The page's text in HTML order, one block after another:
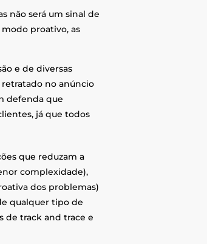
não será um sinal de
proativo, as
e de diversas
no anúncio
defenda que
já que todos
que reduzam a
complexidade),
dos problemas)
qualquer tipo de
de track and trace e